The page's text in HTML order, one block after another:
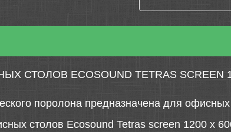
ECOSOUND TETRAS SCREEN
поролона предназначена для
столов Ecosound Tetras screen 1200 х